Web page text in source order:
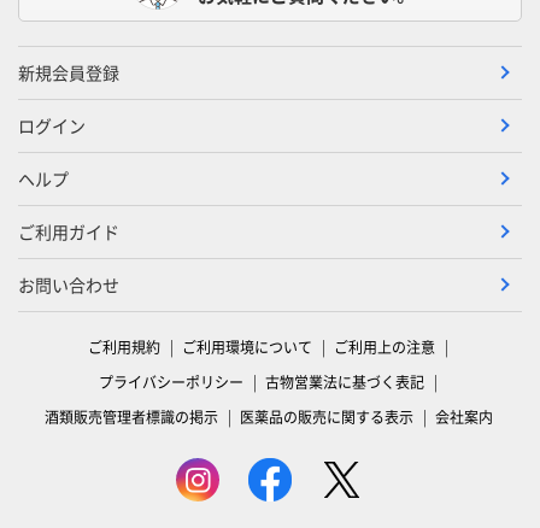
新規会員登録
ログイン
ヘルプ
ご利用ガイド
お問い合わせ
ご利用規約 ご利用環境について
ご利用上の注意
プライバシーポリシー
古物営業法に基づく表記
酒類販売管理者標識の掲示
医薬品の販売に関する表示 会社案内